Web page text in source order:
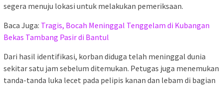
segera menuju lokasi untuk melakukan pemeriksaan.
Baca Juga: Tragis, Bocah Meninggal Tenggelam di Kubangan
Bekas Tambang Pasir di Bantul
Dari hasil identifikasi, korban diduga telah meninggal dunia
sekitar satu jam sebelum ditemukan. Petugas juga menemukan
tanda-tanda luka lecet pada pelipis kanan dan lebam di bagian